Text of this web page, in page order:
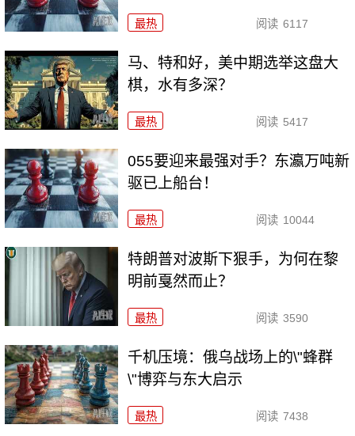
最热 阅读 6117
马、特和好，美中期选举这盘大
棋，水有多深？
最热 阅读 5417
055要迎来最强对手？东瀛万吨新
驱已上船台！
最热 阅读 10044
特朗普对波斯下狠手，为何在黎
明前戛然而止？
最热 阅读 3590
千机压境：俄乌战场上的\"蜂群
\"博弈与东大启示
最热 阅读 7438